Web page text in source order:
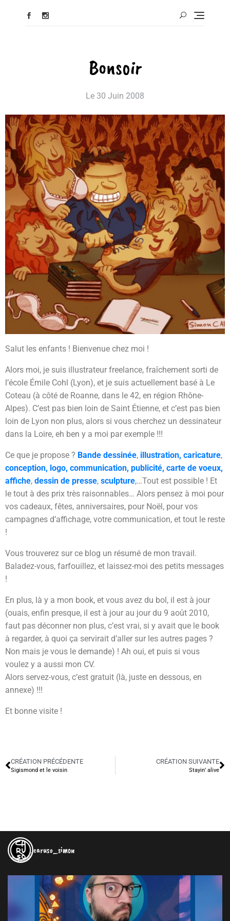
Bonsoir
Le 30 Juin 2008
Salut les enfants ! Bienvenue chez moi !
Alors moi, je suis illustrateur freelance, fraîchement sorti de
l’école Émile Cohl (Lyon), et je suis actuellement basé à Le
Coteau (à côté de Roanne, dans le 42, en région Rhône-
Alpes). C’est pas bien loin de Saint Étienne, et c’est pas bien
loin de Lyon non plus, alors si vous cherchez un dessinateur
dans la Loire, eh ben y a moi par exemple !!!
Ce que je propose ? Bande dessinée, illustration, caricature,
conception, logo, communication, publicité, carte de voeux,
affiche, dessin de presse, sculpture,…Tout est possible ! Et
le tout à des prix très raisonnables… Alors pensez à moi pour
vos cadeaux, fêtes, anniversaires, pour Noël, pour vos
campagnes d’affichage, votre communication, et tout le reste
!
Vous trouverez sur ce blog un résumé de mon travail.
Baladez-vous, farfouillez, et laissez-moi des petits messages
!
En plus, là y a mon book, et vous avez du bol, il est à jour
(ouais, enfin presque, il est à jour au jour du 9 août 2010,
faut pas déconner non plus, c’est vrai, si y avait que le book
à regarder, à quoi ça servirait d’aller sur les autres pages ?
Non mais je vous le demande) ! Ah oui, et puis si vous
voulez y a aussi mon CV.
Alors servez-vous, c’est gratuit (là, juste en dessous, en
annexe) !!!
Et bonne visite !
CRÉATION PRÉCÉDENTE
Sigismond et le voisin
CRÉATION SUIVANTE
Stayin’ alive
caruso_simon